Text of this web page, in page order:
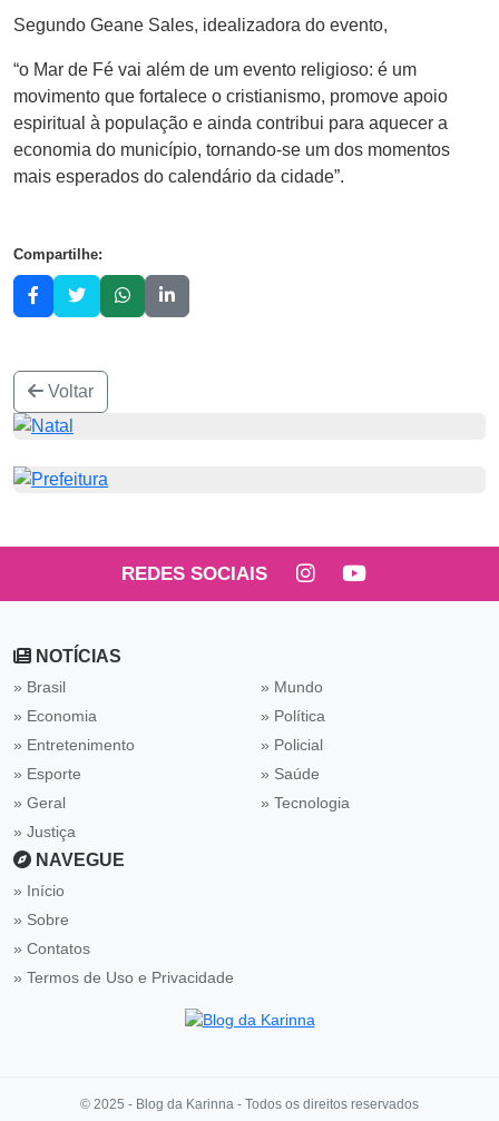
Segundo Geane Sales, idealizadora do evento,
“o Mar de Fé vai além de um evento religioso: é um
movimento que fortalece o cristianismo, promove apoio
espiritual à população e ainda contribui para aquecer a
economia do município, tornando-se um dos momentos
mais esperados do calendário da cidade”.
Compartilhe:
Voltar
REDES SOCIAIS
NOTÍCIAS
» Brasil
» Economia
» Entretenimento
» Esporte
» Geral
» Justiça
» Mundo
» Política
» Policial
» Saúde
» Tecnologia
NAVEGUE
Início
Sobre
Contatos
Termos de Uso e Privacidade
© 2025 - Blog da Karinna - Todos os direitos reservados